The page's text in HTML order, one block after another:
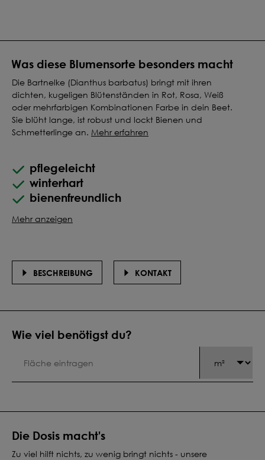
Was diese Blumensorte besonders macht
Die Bartnelke (Dianthus barbatus) bringt mit ihren
dichten, kugeligen Blütenständen in Rot, Rosa, Weiß
oder mehrfarbigen Kombinationen Farbe in dein Beet.
Sie blüht lange, ist robust und lockt Bienen und
Schmetterlinge an. Mehr erfahren
pflegeleicht
winterhart
bienenfreundlich
Mehr anzeigen
Wie viel benötigst du?
BESCHREIBUNG KONTAKT
Die Dosis macht's
Zu viel hilft nichts, zu wenig bringt nichts - unsere